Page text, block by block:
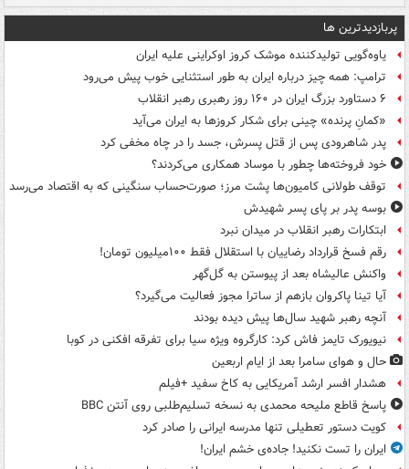
پربازدیدترین ها
یاوه‌گویی تولیدکننده موشک کروز اوکراینی علیه ایران
ترامپ: همه چیز درباره ایران به طور استثنایی خوب پیش می‌رود
۶ دستاورد بزرگ ایران در ۱۶۰ روز رهبری رهبر انقلاب
«کمانِ پرنده» چینی برای شکار کروزها به ایران می‌آید
پدر شاهرودی پس از قتل پسرش، جسد را در چاه مخفی کرد
خود فروخته‌ها چطور با موساد همکاری می‌کردند؟
توقف طولانی کامیون‌ها پشت مرز؛ صورت‌حساب سنگینی که به اقتصاد می‌رسد
بوسه‌ پدر بر پای پسر شهیدش
ابتکارات رهبر انقلاب در میدان نبرد
رقم فسخ قرارداد رضاییان با استقلال فقط ۱۰۰میلیون تومان!
واکنش عالیشاه بعد از پیوستن به گل‌گهر
آیا تینا پاکروان بازهم از ساترا مجوز فعالیت می‌گیرد؟
آنچه رهبر شهید سال‌ها پیش دیده بودند
نیویورک تایمز فاش کرد: کارگروه ویژه سیا برای تفرقه افکنی در کوبا
حال و هوای سامرا بعد از ایام اربعین
هشدار افسر ارشد آمریکایی به کاخ سفید +فیلم
پاسخ قاطع ملیحه محمدی به نسخه تسلیم‌طلبی روی آنتن BBC
کویت دستور تعطیلی تنها مدرسه ایرانی را صادر کرد
ایران را تست نکنید! جاده‌ی خشم ایران!